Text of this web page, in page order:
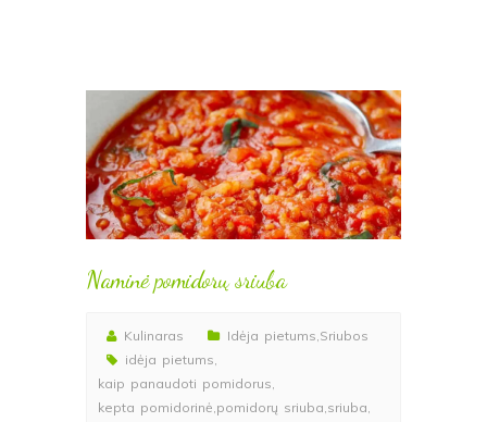
Naminė pomidorų sriuba
Kulinaras Idėja pietums,Sriubos
idėja pietums,
kaip panaudoti pomidorus,
kepta pomidorinė,pomidorų sriuba,sriuba,